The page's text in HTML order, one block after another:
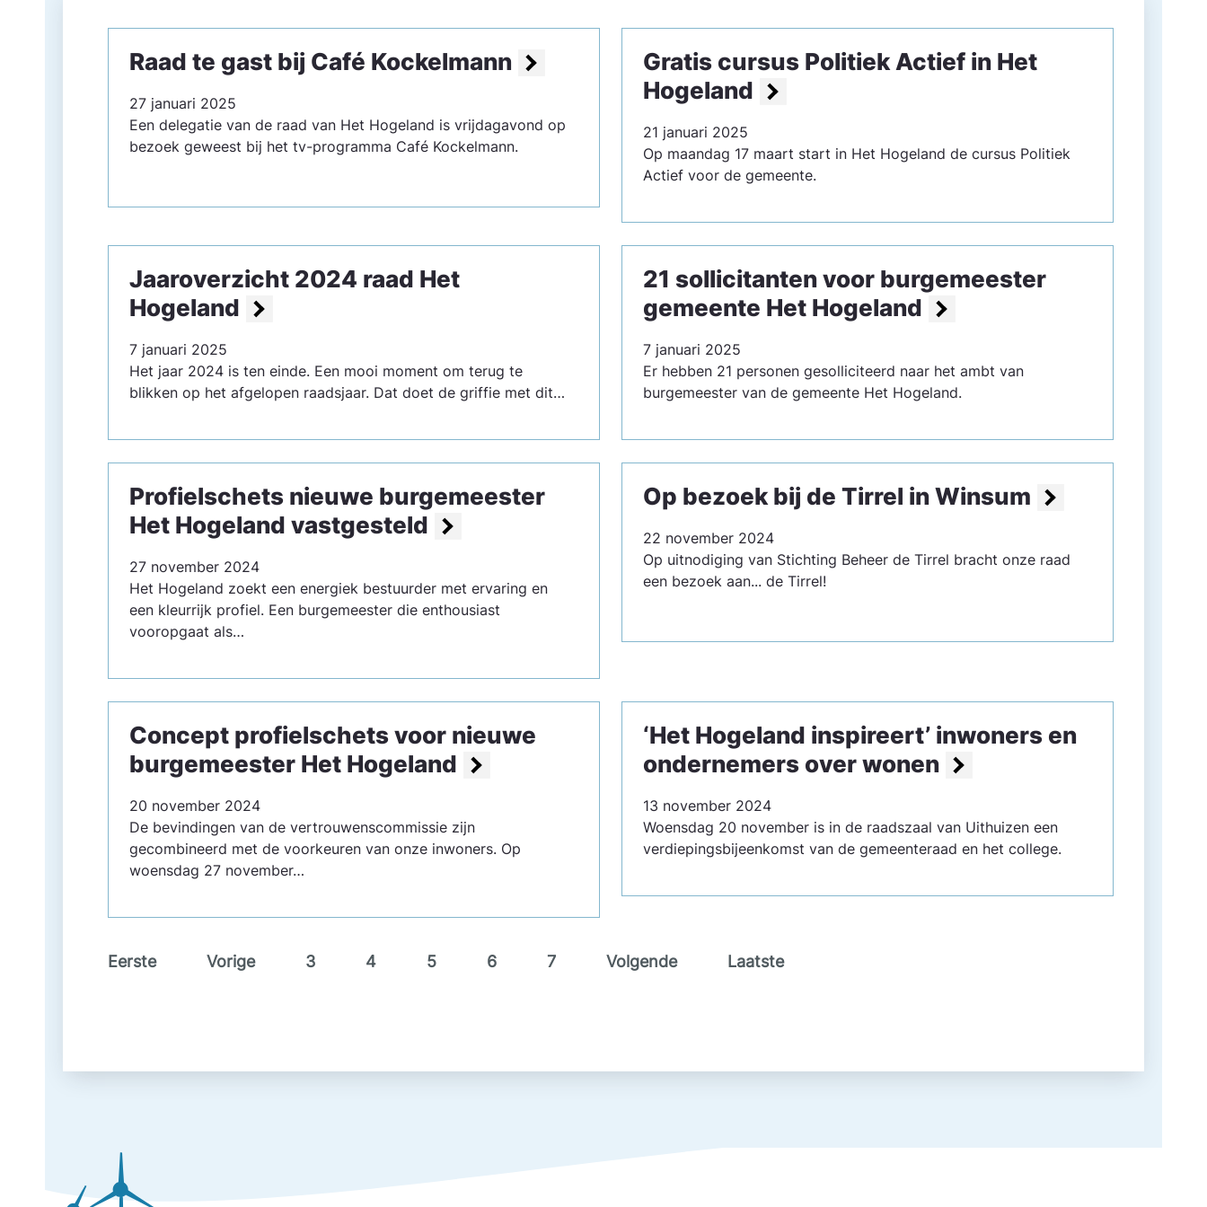
Raad te gast bij Café Kockelmann
27 januari 2025
Een delegatie van de raad van Het Hogeland is vrijdagavond op
bezoek geweest bij het tv-programma Café Kockelmann.
Gratis cursus Politiek Actief in Het
Hogeland
21 januari 2025
Op maandag 17 maart start in Het Hogeland de cursus Politiek
Actief voor de gemeente.
Jaaroverzicht 2024 raad Het
Hogeland
7 januari 2025
Het jaar 2024 is ten einde. Een mooi moment om terug te
blikken op het afgelopen raadsjaar. Dat doet de griffie met dit…
21 sollicitanten voor burgemeester
gemeente Het Hogeland
7 januari 2025
Er hebben 21 personen gesolliciteerd naar het ambt van
burgemeester van de gemeente Het Hogeland.
Profielschets nieuwe burgemeester
Het Hogeland vastgesteld
27 november 2024
Het Hogeland zoekt een energiek bestuurder met ervaring en
een kleurrijk profiel. Een burgemeester die enthousiast
vooropgaat als…
Op bezoek bij de Tirrel in Winsum
22 november 2024
Op uitnodiging van Stichting Beheer de Tirrel bracht onze raad
een bezoek aan... de Tirrel!
Concept profielschets voor nieuwe
burgemeester Het Hogeland
20 november 2024
De bevindingen van de vertrouwenscommissie zijn
gecombineerd met de voorkeuren van onze inwoners. Op
woensdag 27 november…
‘Het Hogeland inspireert’ inwoners en
ondernemers over wonen
13 november 2024
Woensdag 20 november is in de raadszaal van Uithuizen een
verdiepingsbijeenkomst van de gemeente­raad en het college.
Eerste Vorige 3 4 5 6 7 Volgende Laatste